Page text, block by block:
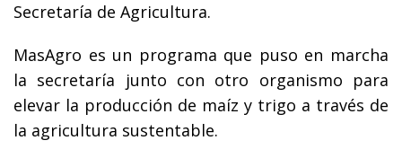
Secretaría de Agricultura.
MasAgro es un programa que puso en marcha
la secretaría junto con otro organismo para
elevar la producción de maíz y trigo a través de
la agricultura sustentable.